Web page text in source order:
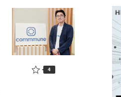
4